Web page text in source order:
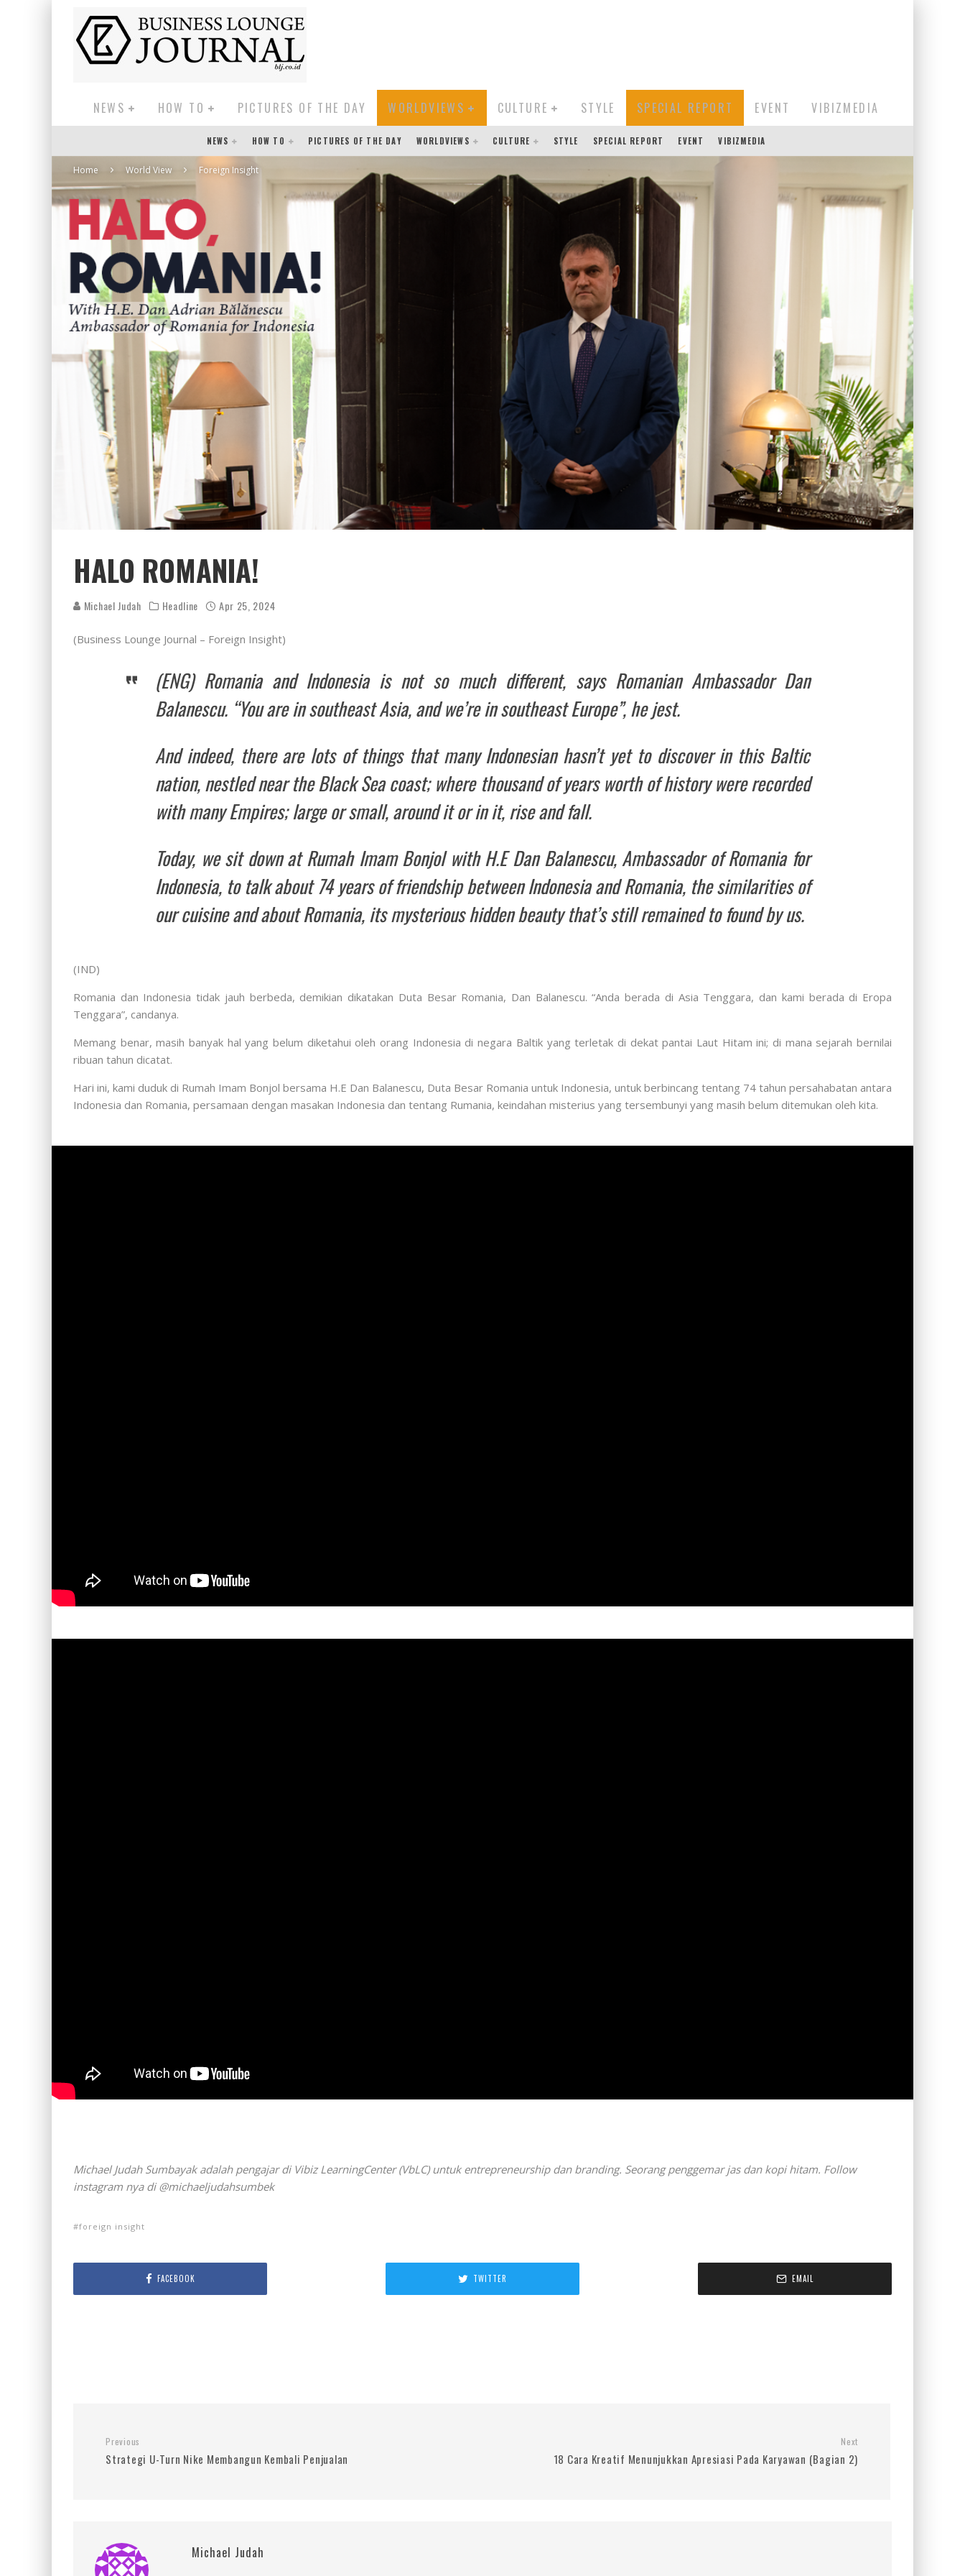
NEWS HOW TO PICTURES OF THE DAY WORLDVIEWS CULTURE STYLE SPECIAL REPORT EVENT VIBIZMEDIA
NEWS HOW TO PICTURES OF THE DAY WORLDVIEWS CULTURE STYLE SPECIAL REPORT EVENT VIBIZMEDIA
Home World View Foreign Insight
HALO ROMANIA!
Michael Judah Headline Apr 25, 2024
(Business Lounge Journal – Foreign Insight)
(ENG) Romania and Indonesia is not so much different, says Romanian Ambassador Dan
Balanescu. “You are in southeast Asia, and we’re in southeast Europe”, he jest.
And indeed, there are lots of things that many Indonesian hasn’t yet to discover in this Baltic
nation, nestled near the Black Sea coast; where thousand of years worth of history were recorded
with many Empires; large or small, around it or in it, rise and fall.
Today, we sit down at Rumah Imam Bonjol with H.E Dan Balanescu, Ambassador of Romania for
Indonesia, to talk about 74 years of friendship between Indonesia and Romania, the similarities of
our cuisine and about Romania, its mysterious hidden beauty that’s still remained to found by us.
(IND)
Romania dan Indonesia tidak jauh berbeda, demikian dikatakan Duta Besar Romania, Dan Balanescu. “Anda berada di Asia Tenggara, dan kami berada di Eropa
Tenggara”, candanya.
Memang benar, masih banyak hal yang belum diketahui oleh orang Indonesia di negara Baltik yang terletak di dekat pantai Laut Hitam ini; di mana sejarah bernilai
ribuan tahun dicatat.
Hari ini, kami duduk di Rumah Imam Bonjol bersama H.E Dan Balanescu, Duta Besar Romania untuk Indonesia, untuk berbincang tentang 74 tahun persahabatan antara
Indonesia dan Romania, persamaan dengan masakan Indonesia dan tentang Rumania, keindahan misterius yang tersembunyi yang masih belum ditemukan oleh kita.
Michael Judah Sumbayak adalah pengajar di Vibiz LearningCenter (VbLC) untuk entrepreneurship dan branding. Seorang penggemar jas dan kopi hitam. Follow
instagram nya di @michaeljudahsumbek
foreign insight
FACEBOOK TWITTER EMAIL
Previous
Strategi U-Turn Nike Membangun Kembali Penjualan
Next
18 Cara Kreatif Menunjukkan Apresiasi Pada Karyawan (Bagian 2)
Michael Judah